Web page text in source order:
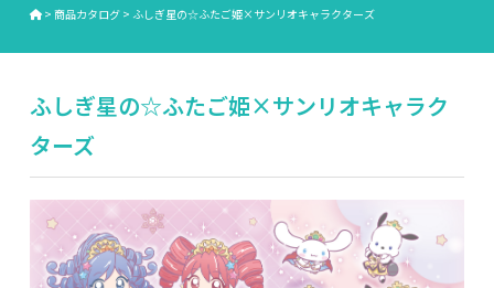
> 商品カタログ> ふしぎ星の☆ふたご姫×サンリオキャラクターズ
ふしぎ星の☆ふたご姫×サンリオキャラク
ターズ